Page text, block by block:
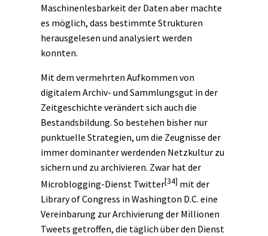
Maschinenlesbarkeit der Daten aber machte
es möglich, dass bestimmte Strukturen
herausgelesen und analysiert werden
konnten.
Mit dem vermehrten Aufkommen von
digitalem Archiv- und Sammlungsgut in der
Zeitgeschichte verändert sich auch die
Bestandsbildung. So bestehen bisher nur
punktuelle Strategien, um die Zeugnisse der
immer dominanter werdenden Netzkultur zu
sichern und zu archivieren. Zwar hat der
Microblogging-Dienst Twitter[34] mit der
Library of Congress in Washington D.C. eine
Vereinbarung zur Archivierung der Millionen
Tweets getroffen, die täglich über den Dienst